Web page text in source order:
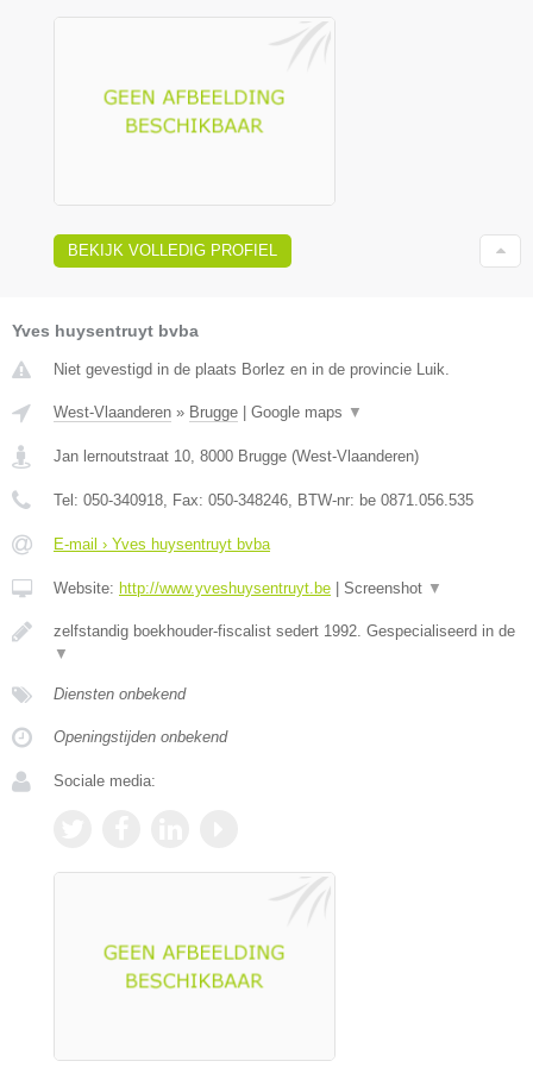
BEKIJK VOLLEDIG PROFIEL
Yves huysentruyt bvba
Niet gevestigd in de plaats Borlez en in de provincie Luik.
West-Vlaanderen » Brugge Google maps ▼
Jan lernoutstraat 10 8000 Brugge (West-Vlaanderen)
Tel: 050-340918 , Fax: 050-348246 , BTW-nr: be 0871.056.535
E-mail › Yves huysentruyt bvba
Website: http://www.yveshuysentruyt.be Screenshot ▼
zelfstandig boekhouder-fiscalist sedert 1992. Gespecialiseerd in de
▼
Diensten onbekend
Openingstijden onbekend
Sociale media: